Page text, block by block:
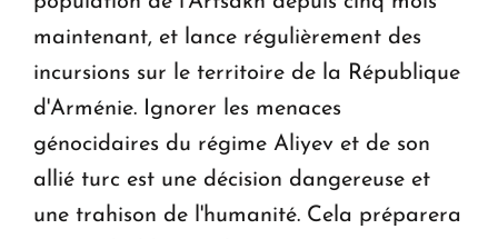
maintenant, et lance régulièrement des
incursions sur le territoire de la République
d'Arménie. Ignorer les menaces
génocidaires du régime Aliyev et de son
allié turc est une décision dangereuse et
une trahison de l'humanité. Cela préparera